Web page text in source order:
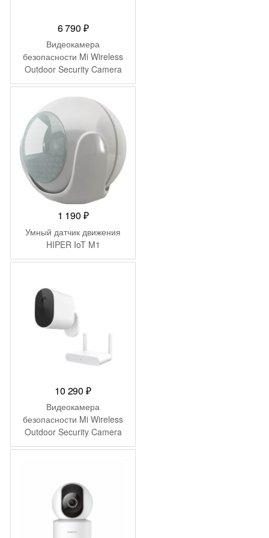
6 790 ₽
Видеокамера
безопасности Mi Wireless
Outdoor Security Camera
1080p MWC14
(BHR4433GL)
1 190 ₽
Умный датчик движения
HIPER IoT M1
10 290₽
Видеокамера
безопасности Mi Wireless
Outdoor Security Camera
1080p Set MWC13